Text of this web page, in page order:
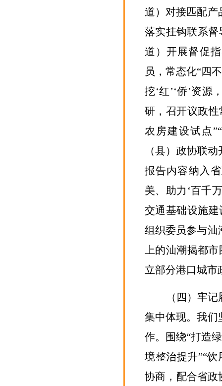
道）对接匹配产
落实挂钩联系
道）开展督促
员，常态化“四
挖‘红’‘侨’资源
研，召开议政
农房建设试点
（县）政协联动
报告内容纳入
美、助力‘百千
交通基础设施
组织委员参与汕
上的汕潮揭都
立部分港口城市
（四） 牢记
集中体现。我们
作。
围绕“打造
境整治提升”“饮
协商， 配合省政